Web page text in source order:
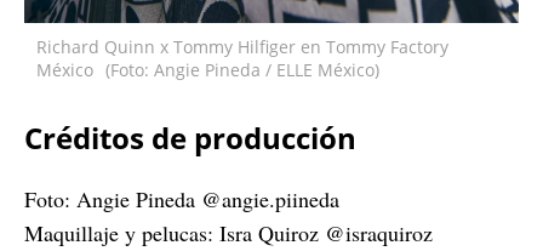
Richard Quinn x Tommy Hilfiger en Tommy Factory
México (Foto: Angie Pineda / ELLE México)
Créditos de producción
Foto: Angie Pineda @angie.piineda
Maquillaje y pelucas: Isra Quiroz @israquiroz